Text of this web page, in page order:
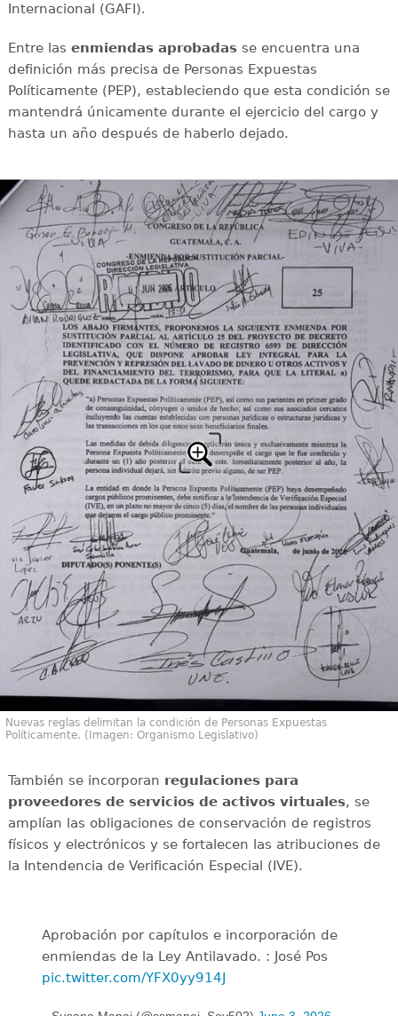
Internacional (GAFI).
Entre las enmiendas aprobadasse encuentra una
definición más precisa de Personas Expuestas
Políticamente (PEP), estableciendo que esta condición se
mantendrá únicamente durante el ejercicio del cargo y
hasta un año después de haberlo dejado.
Nuevas reglas delimitan la condición de Personas Expuestas
Políticamente. (Imagen: Organismo Legislativo)
También se incorporan regulaciones para
proveedores de servicios de activos virtuales, se
amplían las obligaciones de conservación de registros
físicos y electrónicos y se fortalecen las atribuciones de
la Intendencia de Verificación Especial (IVE).
Aprobación por capítulos e incorporación de
enmiendas de la Ley Antilavado. : José Pos
pic.twitter.com/YFX0yy914J